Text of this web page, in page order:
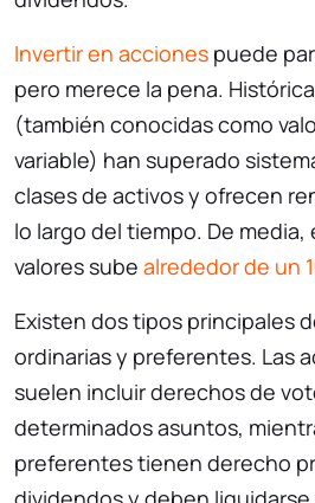
Invertir en acciones puede
pero merece la pena.
(también conocidas como
variable) han superado
clases de activos y ofrecen
lo largo del tiempo. De media,
valores sube alrededor de un
Existen dos tipos principales
ordinarias y preferentes. Las
suelen incluir derechos de
determinados asuntos,
preferentes tienen derecho